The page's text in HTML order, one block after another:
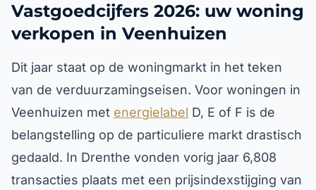
Vastgoedcijfers 2026: uw woning
verkopen in Veenhuizen
Dit jaar staat op de woningmarkt in het teken
van de verduurzamingseisen. Voor woningen in
Veenhuizen met energielabel D, E of F is de
belangstelling op de particuliere markt drastisch
gedaald. In Drenthe vonden vorig jaar 6,808
transacties plaats met een prijsindexstijging van